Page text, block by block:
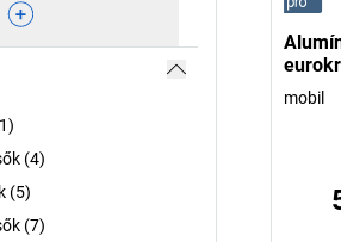
(4)
(5)
(7)
mobil